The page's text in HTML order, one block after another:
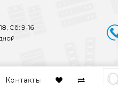
Сб: 9-16
Контакты